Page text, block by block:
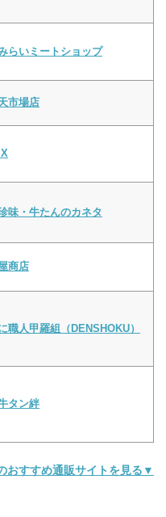
らいミートショップ
市場店
味・牛たんのカネタ
商店
職人甲羅組（DENSHOKU）
タン絆
おすすめ通販サイトを見る▼